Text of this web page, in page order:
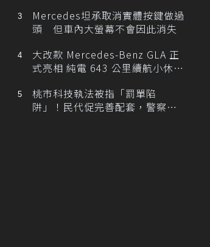
Mercedes坦承取消實體按鍵做過
頭 但車內大螢幕不會因此消失
大改款 Mercedes-Benz GLA 正
式亮相 純電 643 公里續航小休
桃市科技執法被指「罰單陷
阱」！民代促完善配套，警察局